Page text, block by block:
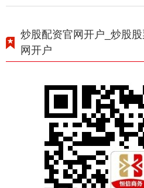
炒股配资官网开户_炒股
网开户